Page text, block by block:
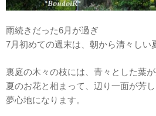
雨続きだった6月が過ぎ
7月初めての週末は、朝から清々しい
裏庭の木々の枝には、青々とした葉
夏のお花と相まって、辺り一面が芳
夢心地になります。